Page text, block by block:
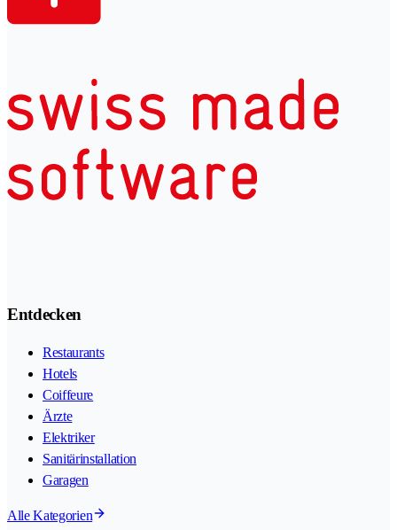
Entdecken
Restaurants
Hotels
Coiffeure
Ärzte
Elektriker
Sanitärinstallation
Garagen
Alle Kategorien